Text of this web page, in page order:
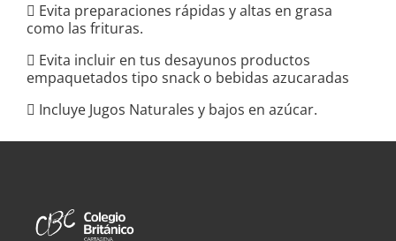
 Evita preparaciones rápidas y altas en grasa
como las frituras.
 Evita incluir en tus desayunos productos
empaquetados tipo snack o bebidas azucaradas
 Incluye Jugos Naturales y bajos en azúcar.